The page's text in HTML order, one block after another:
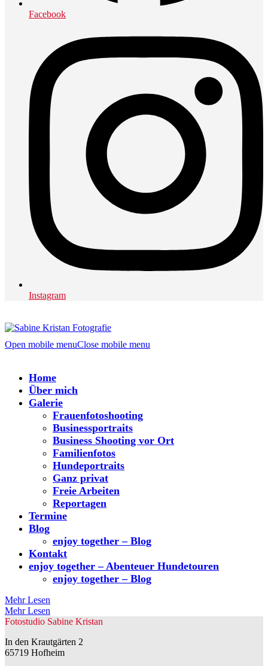
Facebook
Instagram
Open mobile menuClose mobile menu
Home
Über mich
Galerie
Frauenfotoshooting
Businessportraits
Business Shooting vor Ort
Familienfotos
Hundeportraits
Ganz privat
Freie Arbeiten
Reportagen
Termine
Blog
enjoy together – Blog
Kontakt
enjoy together – Abenteuer Hundetouren
enjoy together – Blog
Mehr Lesen
Mehr Lesen
Fotostudio Sabine Kristan
In den Krautgärten 2
65719 Hofheim